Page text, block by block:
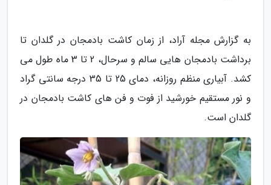
به گزارش مجله آراد، از زمان کاشت بادمجان در گلدان تا
برداشت بادمجان هایی سالم و سرحال، 2 تا 3 ماه طول می
کشد. آبیاری منظم روزانه، دمای 25 تا 35 درجه سانتی گراد
و نور مستقیم خورشید از فوت و فن های کاشت بادمجان در
گلدان است.